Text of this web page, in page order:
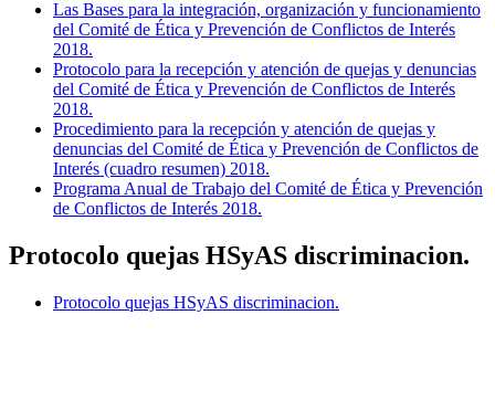
Las Bases para la integración, organización y funcionamiento
del Comité de Ética y Prevención de Conflictos de Interés
2018.
Protocolo para la recepción y atención de quejas y denuncias
del Comité de Ética y Prevención de Conflictos de Interés
2018.
Procedimiento para la recepción y atención de quejas y
denuncias del Comité de Ética y Prevención de Conflictos de
Interés (cuadro resumen) 2018.
Programa Anual de Trabajo del Comité de Ética y Prevención
de Conflictos de Interés 2018.
Protocolo quejas HSyAS discriminacion.
Protocolo quejas HSyAS discriminacion.